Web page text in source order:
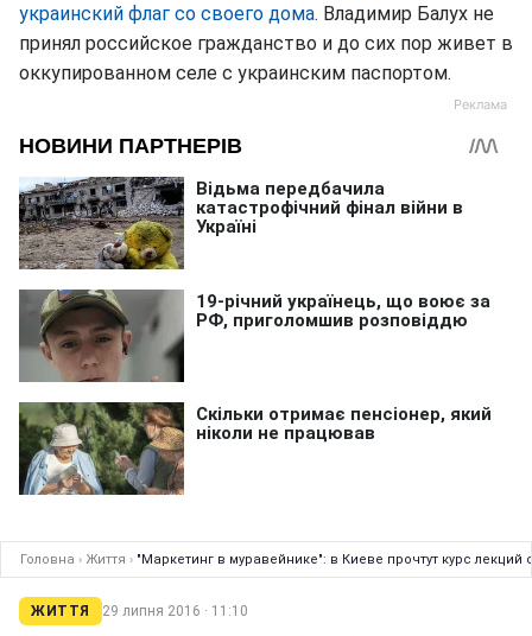
украинский флаг со своего дома. Владимир Балух не
принял российское гражданство и до сих пор живет в
оккупированном селе с украинским паспортом.
Головна › Життя › "Маркетинг в муравейнике": в Киеве прочтут курс
ЖИТТЯ 29 липня 2016 · 11:10